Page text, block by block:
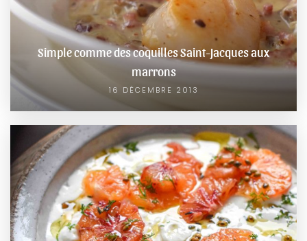
Simple comme des coquilles Saint-Jacques aux
marrons
16 DÉCEMBRE 2013